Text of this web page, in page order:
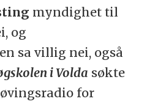
myndighet til
og
sa villig nei, også
i Volda søkte
for